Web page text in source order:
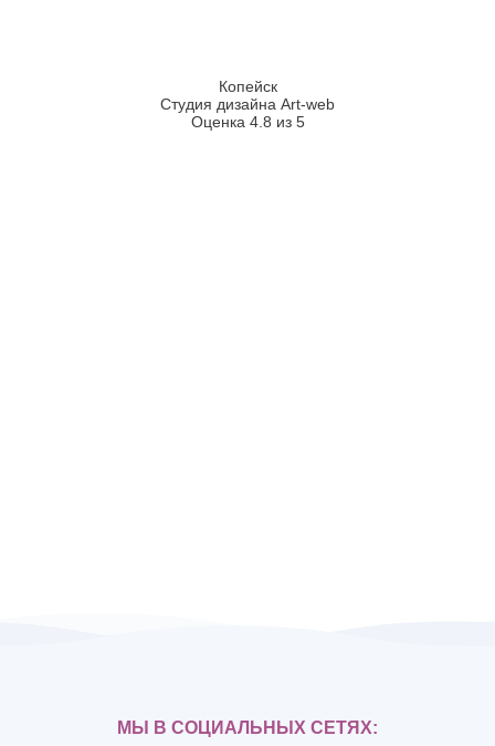
Копейск
Студия дизайна Art-web
Оценка 4.8 из 5
МЫ В СОЦИАЛЬНЫХ СЕТЯХ: